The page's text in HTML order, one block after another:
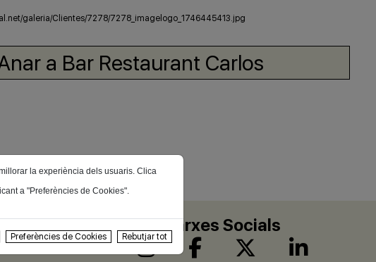
a Bar Restaurant Carlos
la experiència dels usuaris. Clica
a "Preferències de Cookies".
Preferències de Cookies Rebutjar tot
Xarxes Socials